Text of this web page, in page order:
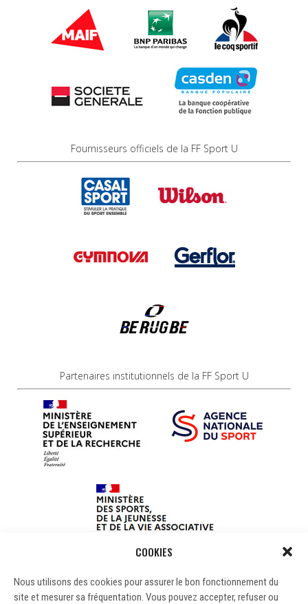
COOKIES
Nous utilisons des cookies pour assurer le bon fonctionnement du
site et mesurer sa fréquentation. Vous pouvez accepter, refuser ou
Fournisseurs officiels de la FF Sport U
Partenaires institutionnels de la FF Sport U